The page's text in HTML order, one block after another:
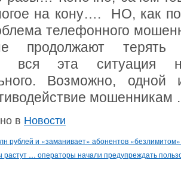
на кону…. НО, как
телефонного
продолжают терять
вся эта ситуация
Возможно,
в Новости
рублей и «заманивает» абонентов
… операторы начали предупреждать